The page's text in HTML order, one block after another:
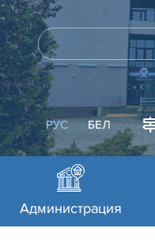
РУС БЕЛ
Администрация